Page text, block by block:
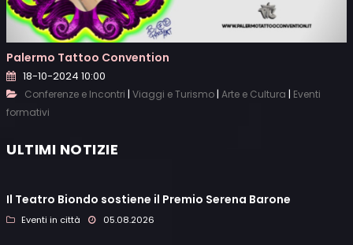
Palermo Tattoo Convention
18-10-2024 10:00
Conferenze e Incontri | Viaggi e Turismo | Arte e Cultura | Eventi
formativi
ULTIMI NOTIZIE
Il Teatro Biondo sostiene il Premio Serena Barone
Eventi in città 05.08.2026